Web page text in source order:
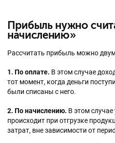
Прибыль нужно
начислению»
Рассчитать прибыль можно
1. По оплате. В этом случае
тот момент, когда деньги
были списаны с него.
2. По начислению. В этом
происходит при отгрузке
затрат, вне зависимости от